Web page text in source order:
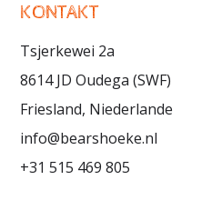
KONTAKT
Tsjerkewei 2a
8614 JD Oudega (SWF)
Friesland, Niederlande
info@bearshoeke.nl
+31 515 469 805